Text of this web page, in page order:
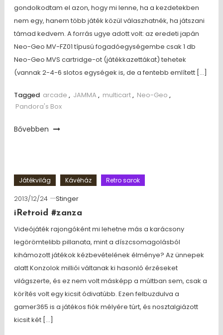
gondolkodtam el azon, hogy mi lenne, ha a kezdetekben
nem egy, hanem több játék közül válaszhatnék, ha játszani
támad kedvem. A forrás ugye adott volt: az eredeti japán
Neo-Geo MV-FZ01 típusú fogadóegységembe csak 1 db
Neo-Geo MVS cartridge-ot (játékkazettákat) tehetek
(vannak 2-4-6 slotos egységek is, de a fentebb említett […]
Tagged arcade , JAMMA , multicart, Neo-Geo ,
Pandora's Box
Bővebben
Játékvilág Kávéház Retro sarok
2013/12/24
Stinger
iRetroid #zanza
Videójáték rajongóként mi lehetne más a karácsony
legörömtelibb pillanata, mint a díszcsomagolásból
kihámozott játékok kézbevételének élménye? Az ünnepek
alatt Konzolok milliói váltanak ki hasonló érzéseket
világszerte, és ez nem volt másképp a múltban sem, csak a
körítés volt egy kicsit ódivatúbb. Ezen felbuzdulva a
gamer365 is a játékos fiók mélyére túrt, és nosztalgiázott
kicsit két […]